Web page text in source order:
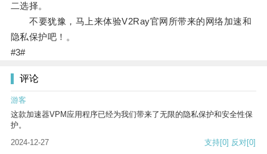
二选择。
不要犹豫，马上来体验V2Ray官网所带来的网络加速和
隐私保护吧！。
#3#
评论
游客
这款加速器VPM应用程序已经为我们带来了无限的隐私保护和安全性保
护。
2024-12-27
支持[0] 反对[0]